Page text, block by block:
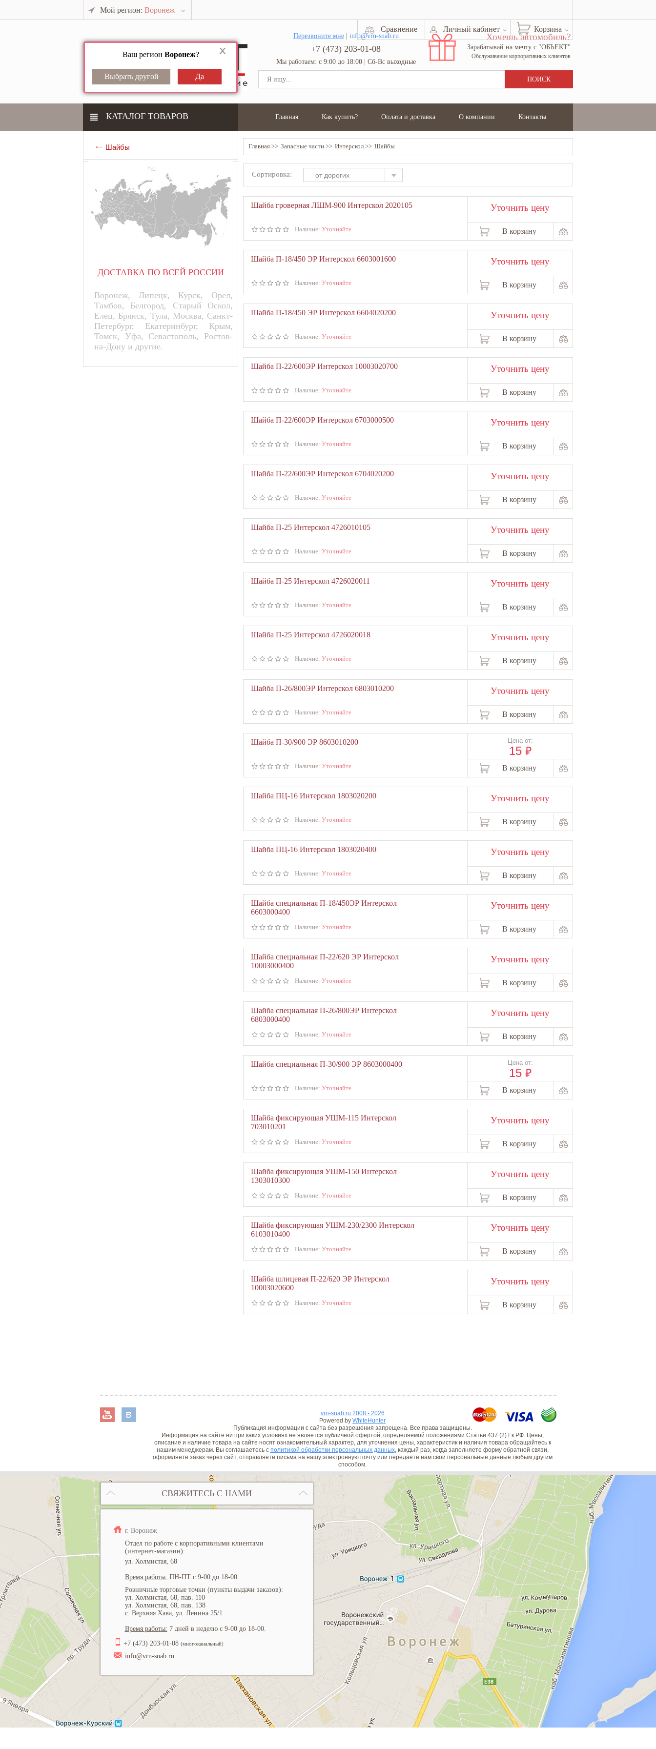
Мой регион: Воронеж
Ваш регион Воронеж?
Корзина
Личный кабинет
Сравнение
Перезвоните мне| info@vrn-snab.ru
+7 (473) 203-01-08
Мы работаем: с 9:00 до 18:00 | Сб-Вс выходные
Хочешь автомобиль?
Зарабатывай на мечту с "ОБЪЕКТ"
Обслуживание корпоративных клиентов
КАТАЛОГ ТОВАРОВ Главная Как купить? Оплата и доставка О компании Контакты
Шайбы
ДОСТАВКА ПО ВСЕЙ РОССИИ
Воронеж, Липецк, Курск, Орел,
Тамбов, Белгород, Старый Оскол,
Елец, Брянск, Тула, Москва, Санкт-
Петербург, Екатеринбург, Крым,
Томск, Уфа, Севастополь, Ростов-
на-Дону и другие.
Главная Запасные части Интерскол Шайбы
Сортировка: от дорогих
Шайба гроверная ЛШМ-900 Интерскол 2020105
Наличие: Уточняйте
Уточнить цену
В корзину
Шайба П-18/450 ЭР Интерскол 6603001600
Наличие: Уточняйте
Уточнить цену
В корзину
Шайба П-18/450 ЭР Интерскол 6604020200
Наличие: Уточняйте
Уточнить цену
В корзину
Шайба П-22/600ЭР Интерскол 10003020700
Наличие: Уточняйте
Уточнить цену
В корзину
Шайба П-22/600ЭР Интерскол 6703000500
Наличие: Уточняйте
Уточнить цену
В корзину
Шайба П-22/600ЭР Интерскол 6704020200
Наличие: Уточняйте
Уточнить цену
В корзину
Шайба П-25 Интерскол 4726010105
Наличие: Уточняйте
Уточнить цену
В корзину
Шайба П-25 Интерскол 4726020011
Наличие: Уточняйте
Уточнить цену
В корзину
Шайба П-25 Интерскол 4726020018
Наличие: Уточняйте
Уточнить цену
В корзину
Шайба П-26/800ЭР Интерскол 6803010200
Наличие: Уточняйте
Уточнить цену
В корзину
Шайба П-30/900 ЭР 8603010200
Наличие: Уточняйте
Цена от:
15 ₽
В корзину
Шайба ПЦ-16 Интерскол 1803020200
Наличие: Уточняйте
Уточнить цену
В корзину
Шайба ПЦ-16 Интерскол 1803020400
Наличие: Уточняйте
Уточнить цену
В корзину
Шайба специальная П-18/450ЭР Интерскол
6603000400
Наличие: Уточняйте
Уточнить цену
В корзину
Шайба специальная П-22/620 ЭР Интерскол
10003000400
Наличие: Уточняйте
Уточнить цену
В корзину
Шайба специальная П-26/800ЭР Интерскол
6803000400
Наличие: Уточняйте
Уточнить цену
В корзину
Шайба специальная П-30/900 ЭР 8603000400
Наличие: Уточняйте
Цена от:
15 ₽
В корзину
Шайба фиксирующая УШМ-115 Интерскол
703010201
Наличие: Уточняйте
Уточнить цену
В корзину
Шайба фиксирующая УШМ-150 Интерскол
1303010300
Наличие: Уточняйте
Уточнить цену
В корзину
Шайба фиксирующая УШМ-230/2300 Интерскол
6103010400
Наличие: Уточняйте
Уточнить цену
В корзину
Шайба шлицевая П-22/620 ЭР Интерскол
10003020600
Наличие: Уточняйте
Уточнить цену
В корзину
vrn-snab.ru 2008 - 2026
Powered by WhiteHunter
Публикация информации с сайта без разрешения запрещена. Все права защищены.
Информация на сайте ни при каких условиях не является публичной офертой, определяемой положениями Статьи 437 (2) Гк РФ. Цены,
описание и наличие товара на сайте носят ознакомительный характер, для уточнения цены, характеристик и наличия товара обращайтесь к
нашим менеджерам. Вы соглашаетесь с политикой обработки персональных данных, каждый раз, когда заполняете форму обратной связи,
оформляете заказ через сайт, отправляете письма на нашу электронную почту или передаете нам свои персональные данные любым другим
способом.
СВЯЖИТЕСЬ С НАМИ
г. Воронеж
Отдел по работе с корпоративными клиентами
(интернет-магазин):
ул. Холмистая, 68
Время работы: ПН-ПТ с 9-00 до 18-00
Розничные торговые точки (пункты выдачи заказов):
ул. Холмистая, 68, пав. 110
ул. Холмистая, 68, пав. 138
с. Верхняя Хава, ул. Ленина 25/1
Время работы: 7 дней в неделю с 9-00 до 18-00.
+7 (473) 203-01-08 (многоканальный)
info@vrn-snab.ru